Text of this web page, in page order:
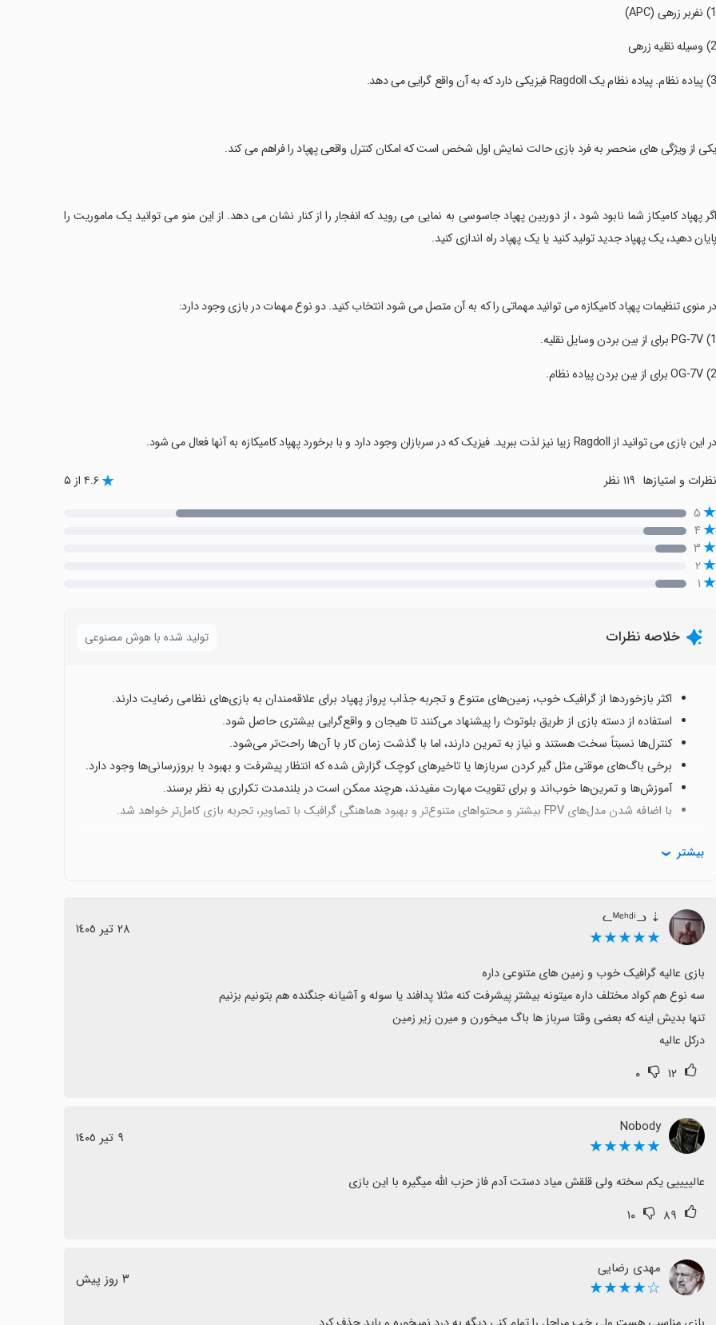
‏یکی از ویژگی های منحصر به فرد بازی حالت نمایش اول شخص است که امکان کنترل واقعی پهپاد را فراهم می کند.
‏اگر پهپاد کامیکاز شما نابود شود ، از دوربین پهپاد جاسوسی به نمایی می روید که انفجار را از کنار نشان می دهد. از این منو می توانید یک ماموریت را
پایان دهید، یک پهپاد جدید تولید کنید یا یک پهپاد راه اندازی کنید.
‏در منوی تنظیمات پهپاد کامیکازه می توانید مهماتی را که به آن متصل می شود انتخاب کنید. دو نوع مهمات در بازی وجود دارد:
‏در این بازی می توانید از Ragdoll زیبا نیز لذت ببرید. فیزیک که در سربازان وجود دارد و با برخورد پهپاد کامیکازه به آنها فعال می شود.
نظرات و امتیازها ۴.۶ از ۵
۵
۴
۳
۲
۱
خلاصه نظرات تولید شده با هوش مصنوعی
اکثر بازخوردها از گرافیک خوب، زمین‌های متنوع و تجربه جذاب پرواز پهپاد برای علاقه‌مندان به بازی‌های نظامی رضایت دارند.
استفاده از دسته بازی از طریق بلوتوث را پیشنهاد می‌کنند تا هیجان و واقع‌گرایی بیشتری حاصل شود.
کنترل‌ها نسبتاً سخت هستند و نیاز به تمرین دارند، اما با گذشت زمان کار با آن‌ها راحت‌تر می‌شود.
برخی باگ‌های موقتی مثل گیر کردن سربازها یا تاخیرهای کوچک گزارش شده که انتظار پیشرفت و بهبود با بروزرسانی‌ها وجود دارد.
آموزش‌ها و تمرین‌ها خوب‌اند و برای تقویت مهارت مفیدند، هرچند ممکن است در بلندمدت تکراری به نظر برسند.
با اضافه شدن مدل‌های FPV بیشتر و محتواهای متنوع‌تر و بهبود هماهنگی گرافیک با تصاویر، تجربه بازی کامل‌تر خواهد شد.
بیشتر
⇣ ᓚᴹᵉʰᵈⁱᓗ
★★★★★ ٢٨ تیر ١٤٠٥
درکل عالیه
۱۲ ۰
Nobody
★★★★★ ٩ تیر ١٤٠٥
عالییییی یکم سخته ولی قلقش میاد دستت آدم فاز حزب الله میگیره با این بازی
۸۹ ۱۰
مهدی رضایی
☆★★★★ ٣ روز پیش